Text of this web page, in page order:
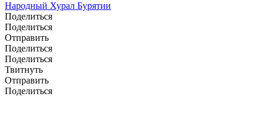
Народный Хурал Бурятии
Поделиться
Поделиться
Отправить
Поделиться
Поделиться
Твитнуть
Отправить
Поделиться